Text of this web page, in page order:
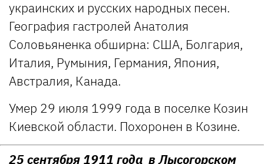
украинских и русских народных песен.
География гастролей Анатолия
Соловьяненка обширна: США, Болгария,
Италия, Румыния, Германия, Япония,
Австралия, Канада.
Умер 29 июля 1999 года в поселке Козин
Киевской области. Похоронен в Козине.
25 сентября 1911 года в Лысогорском